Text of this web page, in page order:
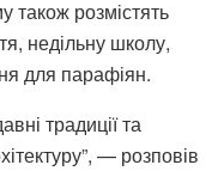
розмістять
недільну школу,
для парафіян.
традиції та
— розповів